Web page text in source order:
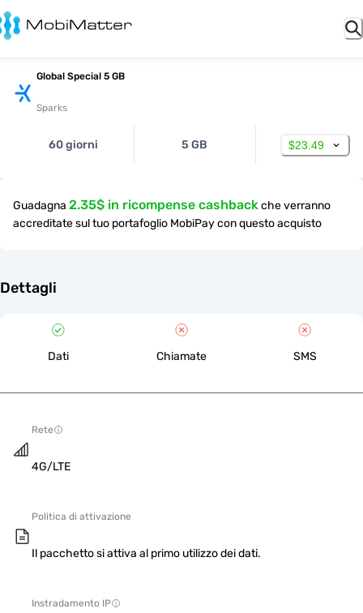
Global Special 5 GB
Sparks
60 giorni 5 GB $23.49
Guadagna 2.35$ in ricompense cashbackche verranno
accreditate sul tuo portafoglio MobiPay con questo acquisto
Dettagli
Dati Chiamate SMS
Rete
4G/LTE
Politica di attivazione
Il pacchetto si attiva al primo utilizzo dei dati.
Instradamento IP